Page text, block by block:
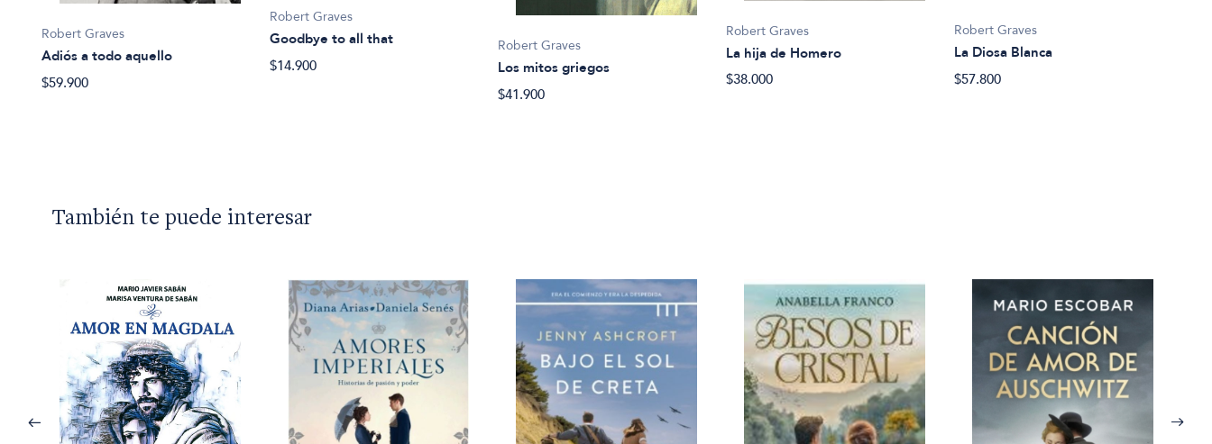
Robert Graves
Adiós a todo aquello
$59.900
Robert Graves
Goodbye to all that
$14.900
Robert Graves
Los mitos griegos
$41.900
Robert Graves
La hija de Homero
$38.000
Robert Graves
La Diosa Blanca
$57.800
También te puede interesar